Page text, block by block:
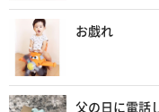
お戯れ
父の日に電話